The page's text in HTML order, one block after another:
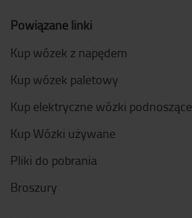
Powiązane linki
Kup wózek z napędem
Kup wózek paletowy
Kup elektryczne wózki podnoszące
Kup Wózki używane
Pliki do pobrania
Broszury